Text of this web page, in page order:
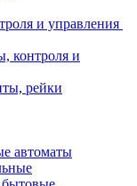
и управления
контроля и
рейки
автоматы